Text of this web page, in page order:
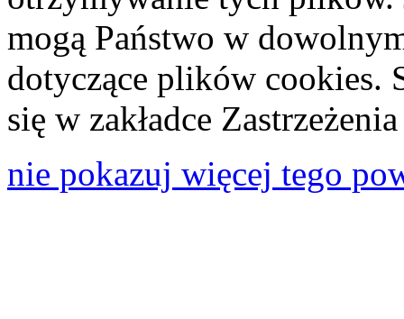
mogą Państwo w
dotyczące plików cookies.
się w zakładce
nie pokazuj więcej tego